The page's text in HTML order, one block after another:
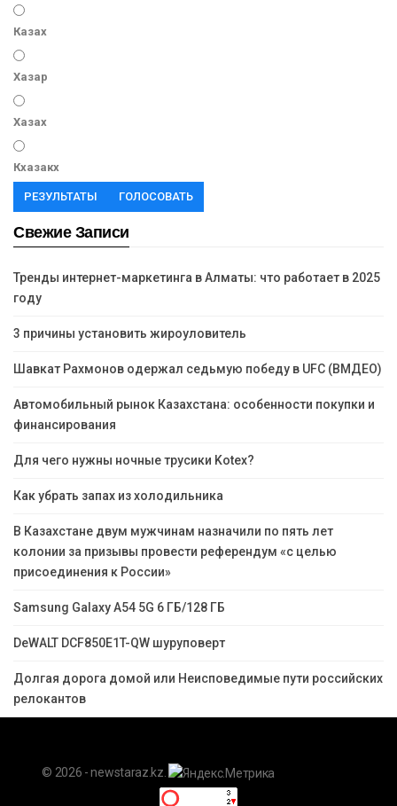
Казах
Хазар
Хазах
Кхазакх
РЕЗУЛЬТАТЫ ГОЛОСОВАТЬ
Свежие Записи
Тренды интернет-маркетинга в Алматы: что работает в 2025
году
3 причины установить жироуловитель
Шавкат Рахмонов одержал седьмую победу в UFC (ВМДЕО)
Автомобильный рынок Казахстана: особенности покупки и
финансирования
Для чего нужны ночные трусики Kotex?
Как убрать запах из холодильника
В Казахстане двум мужчинам назначили по пять лет
колонии за призывы провести референдум «с целью
присоединения к России»
Samsung Galaxy A54 5G 6 ГБ/128 ГБ
DeWALT DCF850E1T-QW шуруповерт
Долгая дорога домой или Неисповедимые пути российских
релокантов
© 2026 - newstaraz.kz.